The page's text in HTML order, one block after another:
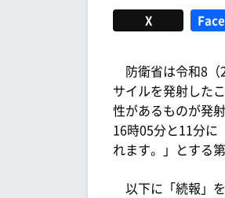
X
防衛省は令和8（
サイルを発射した
性があるものが発
16時05分と11分に
れます。」とする
以下に「続報」を